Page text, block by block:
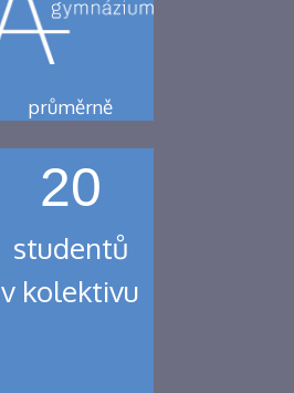
průměrně
20
studentů
v kolektivu